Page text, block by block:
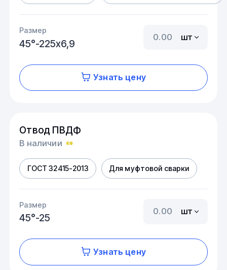
Размер
45°-225х6,9
шт
Узнать цену
Отвод ПВДФ
В наличии
ГОСТ 32415-2013 Для муфтовой сварки
Размер
45°-25
шт
Узнать цену